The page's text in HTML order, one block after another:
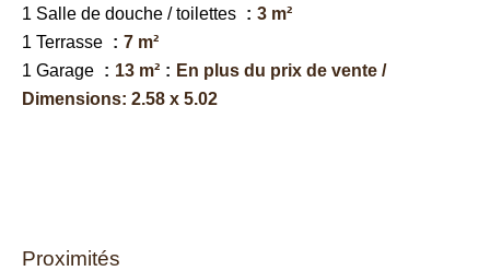
1 Salle de douche / toilettes
3 m²
1 Terrasse
7 m²
1 Garage
13 m²
En plus du prix de vente /
Dimensions: 2.58 x 5.02
Proximités